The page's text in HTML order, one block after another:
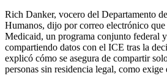
Rich Danker, vocero del Departamento
Humanos, dijo por correo electrónico
Medicaid, un programa conjunto federal
compartiendo datos con el ICE tras la
explicó cómo se asegura de compartir
personas sin residencia legal, como